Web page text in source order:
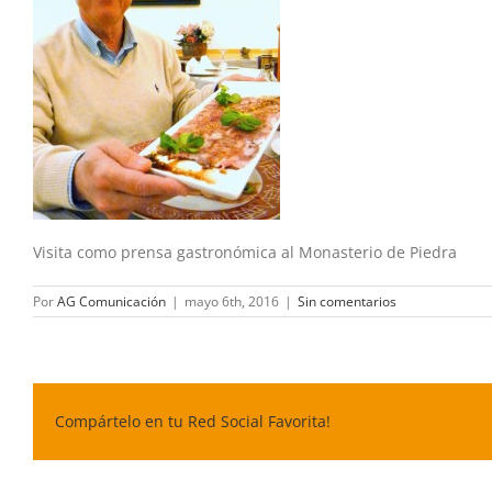
Visita como prensa gastronómica al Monasterio de Piedra
PorAG Comunicación | mayo 6th, 2016 | Sin comentarios
Compártelo en tu Red Social Favorita!